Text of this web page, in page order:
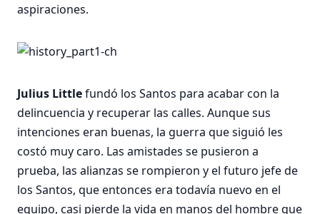
aspiraciones.
Julius Littlefundó los Santos para acabar con la
delincuencia y recuperar las calles. Aunque sus
intenciones eran buenas, la guerra que siguió les
costó muy caro. Las amistades se pusieron a
prueba, las alianzas se rompieron y el futuro jefe de
los Santos, que entonces era todavía nuevo en el
equipo, casi pierde la vida en manos del hombre que